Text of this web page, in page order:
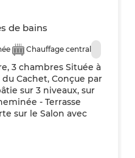
de bains
Chauffage central
3 chambres Située à
Cachet, Conçue par
sur 3 niveaux, sur
- Terrasse
sur le Salon avec